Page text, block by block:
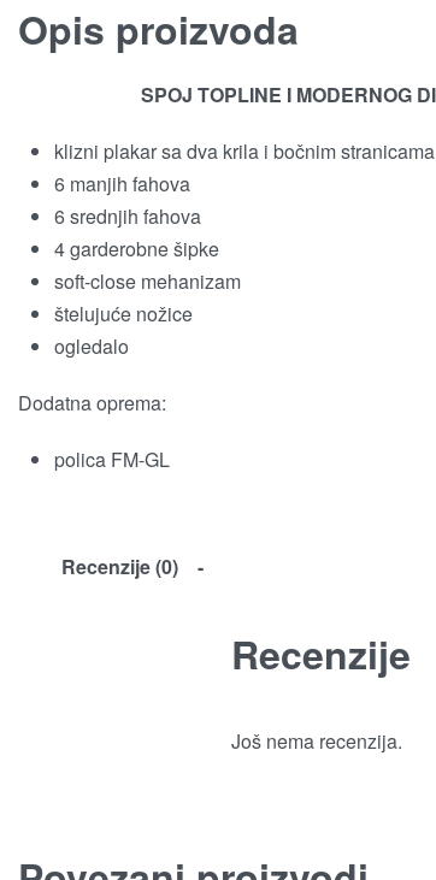
Opis proizvoda
SPOJ TOPLINE I MODERNOG
klizni plakar sa dva krila i bočnim
6 manjih fahova
6 srednjih fahova
4 garderobne šipke
soft-close mehanizam
štelujuće nožice
ogledalo
Dodatna oprema:
polica FM-GL
Recenzije (0)
Recenzije
Još nema recenzija.